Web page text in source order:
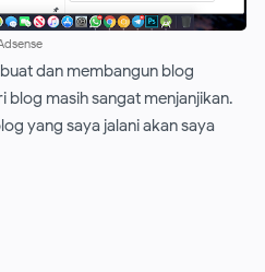
dan membangun blog
blog masih sangat menjanjikan.
yang saya jalani akan saya